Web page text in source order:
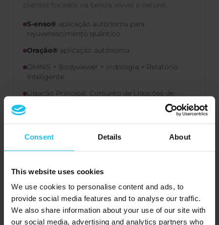
Consent Details About
This website uses cookies
We use cookies to personalise content and ads, to
provide social media features and to analyse our traffic.
We also share information about your use of our site with
our social media, advertising and analytics partners who
clientes focados na beleza visível e natural.
S-enso® aplicação autónoma para
rejuvenescimento quântico
Oração® aplicação autónoma
OMNIS + Bodyviewer + Iridologia + Relatório
Inteligente
Ligação Principal, Conjunto de Ligações de
Relógio, Ligações Meridianas (pacote), saco com